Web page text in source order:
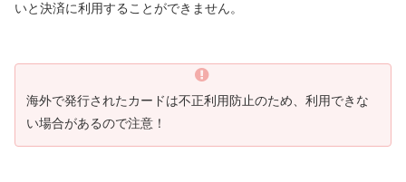
いと決済に利用することができません。
海外で発行されたカードは不正利用防止のため、利用できな
い場合があるので注意！